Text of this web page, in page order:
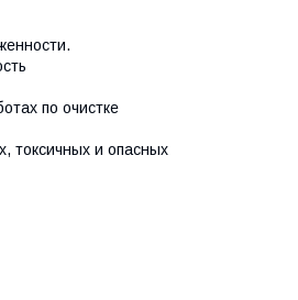
по очистке
токсичных и опасных